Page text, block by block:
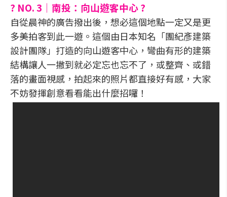
? NO. 3｜南投：向山遊客中心 ?
自從晨神的廣告撥出後，想必這個地點一定又是更
多美拍客到此一遊。這個由日本知名「團紀彥建築
設計團隊」打造的向山遊客中心，彎曲有形的建築
結構讓人一撇到就必定忘也忘不了，或整齊、或錯
落的畫面視感，拍起來的照片都直接好有感，大家
不妨發揮創意看看能出什麼招囉！